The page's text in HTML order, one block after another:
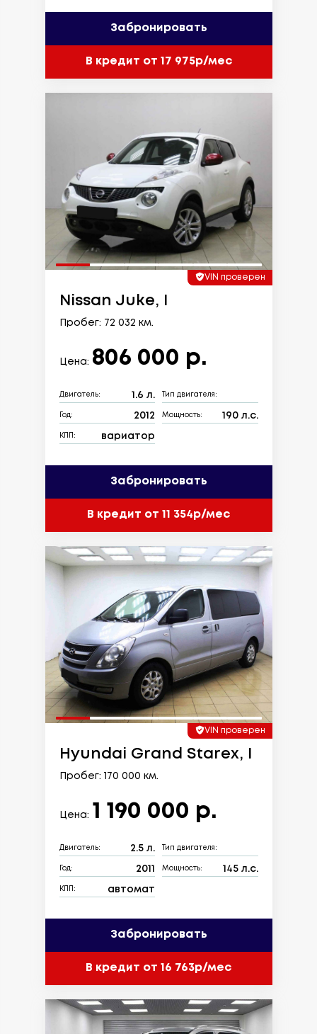
Забронировать
В кредит от 17 975р/мес
VIN проверен
Nissan Juke, I
Пробег: 72 032 км.
Цена: 806 000 р.
Двигатель: 1.6 л. Тип двигателя:
Год: 2012 Мощность: 190 л.с.
КПП: вариатор
Забронировать
В кредит от 11 354р/мес
VIN проверен
Hyundai Grand Starex, I
Пробег: 170 000 км.
Цена: 1 190 000 р.
Двигатель: 2.5 л. Тип двигателя:
Год: 2011 Мощность: 145 л.с.
КПП: автомат
Забронировать
В кредит от 16 763р/мес